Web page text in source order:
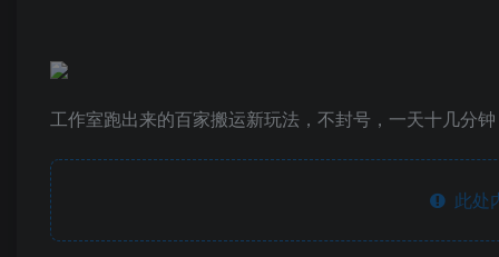
工作室跑出来的百家搬运新玩法，不封号，一天十几分
此处